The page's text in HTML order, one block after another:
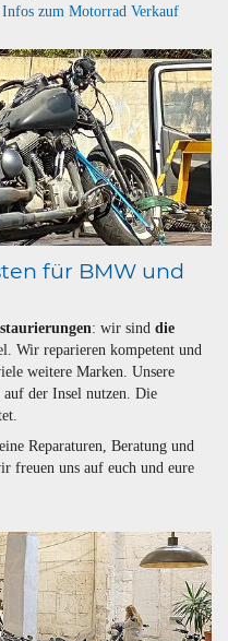
zum Motorrad Verkauf
für BMW und
: wir sind die
Wir reparieren kompetent und
weitere Marken. Unsere
der Insel nutzen. Die
Reparaturen, Beratung und
freuen uns auf euch und eure